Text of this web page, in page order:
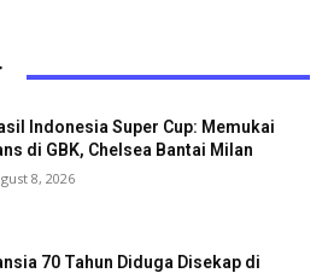
Indonesia Super Cup: Memukai
di GBK, Chelsea Bantai Milan
8, 2026
70 Tahun Diduga Disekap di